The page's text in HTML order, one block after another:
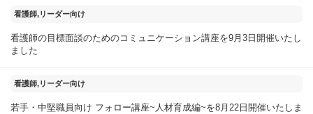
2025年09月04日
看護師,リーダー向け
看護師の目標面談のためのコミュニケーション講座を9月3日開催いたし
ました
2025年08月23日
看護師,リーダー向け
若手・中堅職員向け フォロー講座~人材育成編~を8月22日開催いたしま